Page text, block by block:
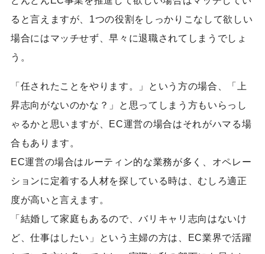
ると言えますが、1つの役割をしっかりこなして欲しい
場合にはマッチせず、早々に退職されてしまうでしょ
う。
「任されたことをやります。」という方の場合、「上
昇志向がないのかな？」と思ってしまう方もいらっし
ゃるかと思いますが、EC運営の場合はそれがハマる場
合もあります。
EC運営の場合はルーティン的な業務が多く、オペレー
ションに定着する人材を探している時は、むしろ適正
度が高いと言えます。
「結婚して家庭もあるので、バリキャリ志向はないけ
ど、仕事はしたい」という主婦の方は、EC業界で活躍